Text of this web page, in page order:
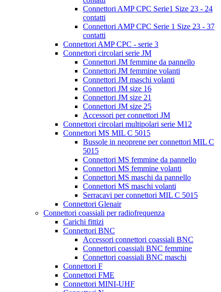
Connettori AMP CPC Serie1 Size 23 - 24
contatti
Connettori AMP CPC Serie 1 Size 23 - 37
contatti
Connettori AMP CPC - serie 3
Connettori circolari serie JM
Connettori JM femmine da pannello
Connettori JM femmine volanti
Connettori JM maschi volanti
Connettori JM size 16
Connettori JM size 21
Connettori JM size 25
Accessori per connettori JM
Connettori circolari multipolari serie M12
Connettori MS MIL C 5015
Bussole in neoprene per connettori MIL C
5015
Connettori MS femmine da pannello
Connettori MS femmine volanti
Connettori MS maschi da pannello
Connettori MS maschi volanti
Serracavi per connettori MIL C 5015
Connettori Glenair
Connettori coassiali per radiofrequenza
Carichi fittizi
Connettori BNC
Accessori connettori coassiali BNC
Connettori coassiali BNC femmine
Connettori coassiali BNC maschi
Connettori F
Connettori FME
Connettori MINI-UHF